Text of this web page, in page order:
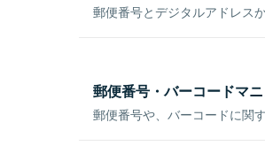
郵便番号とデジタルアドレス
郵便番号・バーコードマ
郵便番号や、バーコードに関